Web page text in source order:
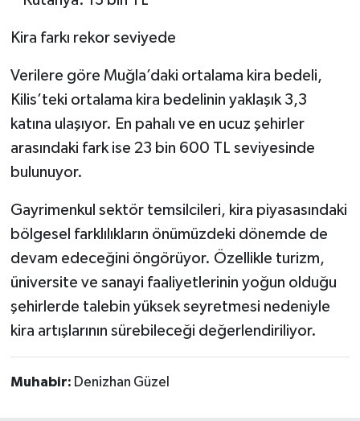
Kira farkı rekor seviyede
Verilere göre Muğla’daki ortalama kira bedeli,
Kilis’teki ortalama kira bedelinin yaklaşık 3,3
katına ulaşıyor. En pahalı ve en ucuz şehirler
arasındaki fark ise 23 bin 600 TL seviyesinde
bulunuyor.
Gayrimenkul sektör temsilcileri, kira piyasasındaki
bölgesel farklılıkların önümüzdeki dönemde de
devam edeceğini öngörüyor. Özellikle turizm,
üniversite ve sanayi faaliyetlerinin yoğun olduğu
şehirlerde talebin yüksek seyretmesi nedeniyle
kira artışlarının sürebileceği değerlendiriliyor.
Muhabir: Denizhan Güzel